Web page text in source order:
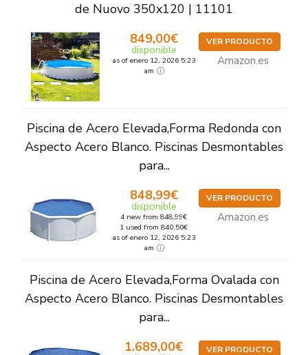
de Nuovo 350x120 | 11101
849,00€
disponible
as of enero 12, 2026 5:23
am
VER PRODUCTO
Amazon.es
Piscina de Acero Elevada,Forma Redonda con
Aspecto Acero Blanco. Piscinas Desmontables
para...
848,99€
disponible
4 new from 848,99€
1 used from 840,50€
as of enero 12, 2026 5:23
am
VER PRODUCTO
Amazon.es
Piscina de Acero Elevada,Forma Ovalada con
Aspecto Acero Blanco. Piscinas Desmontables
para...
1.689,00€
VER PRODUCTO